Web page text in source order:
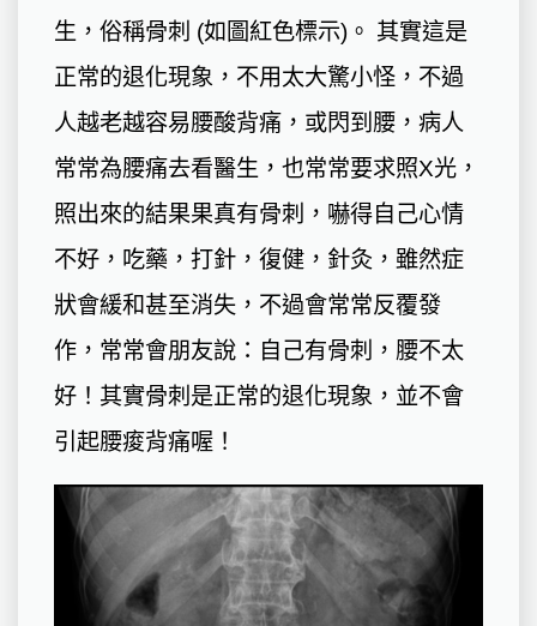
生， 俗稱骨刺 (如圖紅色標示) 。 其實這是
正常的退化現象，不用太大驚小怪，不過
人越老越容易腰酸背痛，或閃到腰，病人
常常為腰痛去看醫生，也常常要求照X光，
照出來的結果果真有骨刺，嚇得自己心情
不好，吃藥，打針，復健，針灸，雖然症
狀會緩和甚至消失，不過會常常反覆發
作，常常會朋友說：自己有骨刺，腰不太
好！其實骨刺是正常的退化現象，並不會
引起腰痠背痛喔！